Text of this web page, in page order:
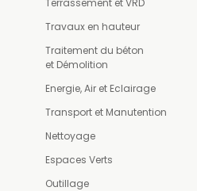
Terrassement et VRD
Travaux en hauteur
Traitement du béton
et Démolition
Energie, Air et Eclairage
Transport et Manutention
Nettoyage
Espaces Verts
Outillage